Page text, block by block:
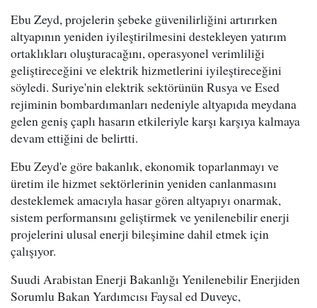
Ebu Zeyd, projelerin şebeke güvenilirliğini artırırken
altyapının yeniden iyileştirilmesini destekleyen yatırım
ortaklıkları oluşturacağını, operasyonel verimliliği
geliştireceğini ve elektrik hizmetlerini iyileştireceğini
söyledi. Suriye'nin elektrik sektörünün Rusya ve Esed
rejiminin bombardımanları nedeniyle altyapıda meydana
gelen geniş çaplı hasarın etkileriyle karşı karşıya kalmaya
devam ettiğini de belirtti.
Ebu Zeyd'e göre bakanlık, ekonomik toparlanmayı ve
üretim ile hizmet sektörlerinin yeniden canlanmasını
desteklemek amacıyla hasar gören altyapıyı onarmak,
sistem performansını geliştirmek ve yenilenebilir enerji
projelerini ulusal enerji bileşimine dahil etmek için
çalışıyor.
Suudi Arabistan Enerji Bakanlığı Yenilenebilir Enerjiden
Sorumlu Bakan Yardımcısı Faysal ed Duveyc,